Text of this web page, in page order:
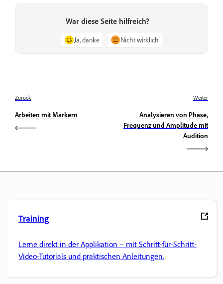
War diese Seite hilfreich?
Ja, danke Nicht wirklich
Zurück
Arbeiten mit Markern
Weiter
Analysieren von Phase,
Frequenz und Amplitude mit
Audition
Training
Lerne direkt in der Applikation – mit Schritt-für-Schritt-
Video-Tutorials und praktischen Anleitungen.